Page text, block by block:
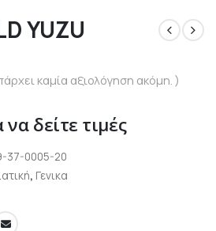
YUZU
καμία αξιολόγηση ακόμη. )
να δείτε τιμές
37-0005-20
, Γενικα